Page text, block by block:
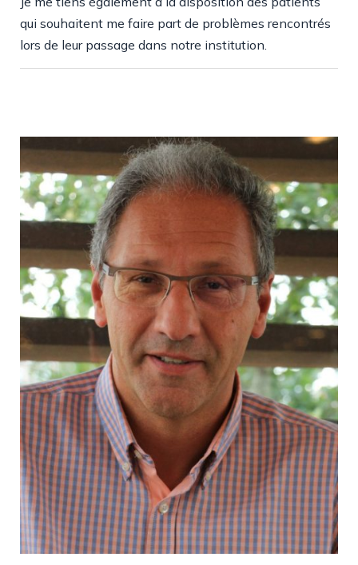
qui souhaitent me faire part de problèmes rencontrés
lors de leur passage dans notre institution.